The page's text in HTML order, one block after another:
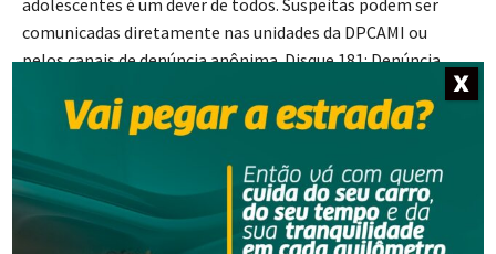
adolescentes é um dever de todos. Suspeitas podem ser
comunicadas diretamente nas unidades da DPCAMI ou
pelos canais de denúncia anônima.Disque 181:Denúncia
- Anúncio -
X